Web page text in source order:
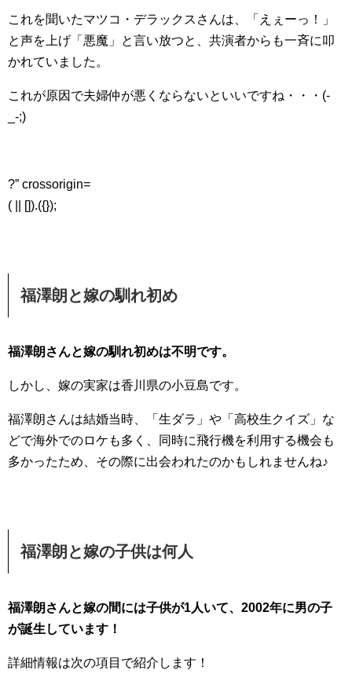
これを聞いたマツコ・デラックスさんは、「えぇーっ！」
と声を上げ「悪魔」と言い放つと、共演者からも一斉に叩
かれていました。
これが原因で夫婦仲が悪くならないといいですね・・・(-
_-;)
?” crossorigin=
( || []).({});
福澤朗と嫁の馴れ初め
福澤朗さんと嫁の馴れ初めは不明です。
しかし、嫁の実家は香川県の小豆島です。
福澤朗さんは結婚当時、「生ダラ」や「高校生クイズ」な
どで海外でのロケも多く、同時に飛行機を利用する機会も
多かったため、その際に出会われたのかもしれませんね♪
福澤朗と嫁の子供は何人
福澤朗さんと嫁の間には子供が1人いて、 2002年に男の子
が誕生しています！
詳細情報は次の項目で紹介します！